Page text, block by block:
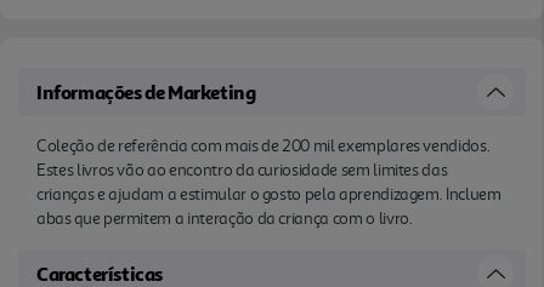
Informações de Marketing
Coleção de referência com mais de 200 mil exemplares vendidos.
Estes livros vão ao encontro da curiosidade sem limites das
crianças e ajudam a estimular o gosto pela aprendizagem. Incluem
abas que permitem a interação da criança com o livro.
Características